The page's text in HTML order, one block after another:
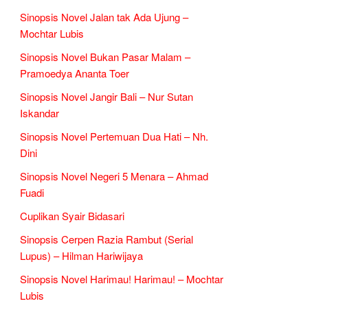
Sinopsis Novel Jalan tak Ada Ujung –
Mochtar Lubis
Sinopsis Novel Bukan Pasar Malam –
Pramoedya Ananta Toer
Sinopsis Novel Jangir Bali – Nur Sutan
Iskandar
Sinopsis Novel Pertemuan Dua Hati – Nh.
Dini
Sinopsis Novel Negeri 5 Menara – Ahmad
Fuadi
Cuplikan Syair Bidasari
Sinopsis Cerpen Razia Rambut (Serial
Lupus) – Hilman Hariwijaya
Sinopsis Novel Harimau! Harimau! – Mochtar
Lubis